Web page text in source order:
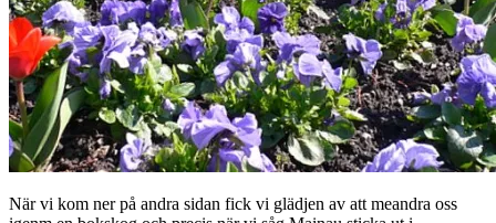
När vi kom ner på andra sidan fick vi glädjen av att meandra oss